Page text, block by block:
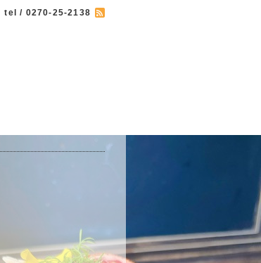
tel / 0270-25-2138